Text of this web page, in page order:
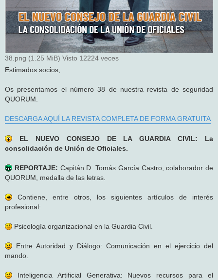
38.png (1.25 MiB) Visto 12224 veces
Estimados socios,
Os presentamos el número 38 de nuestra revista de seguridad
QUORUM.
DESCARGA AQUÍ LA REVISTA COMPLETA DE FORMA GRATUITA
EL NUEVO CONSEJO DE LA GUARDIA CIVIL: La
consolidación de Unión de Oficiales.
REPORTAJE: Capitán D. Tomás García Castro, colaborador de
QUORUM, medalla de las letras.
Contiene, entre otros, los siguientes artículos de interés
profesional:
Psicología organizacional en la Guardia Civil.
Entre Autoridad y Diálogo: Comunicación en el ejercicio del
mando.
Inteligencia Artificial Generativa: Nuevos recursos para el